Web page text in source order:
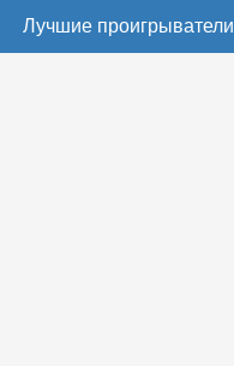
Лучшие проигрыватели